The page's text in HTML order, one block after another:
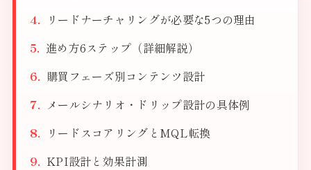
リードナーチャリングが必要な5つの理由
進め方6ステップ（詳細解説）
購買フェーズ別コンテンツ設計
メールシナリオ・ドリップ設計の具体例
リードスコアリングとMQL転換
KPI設計と効果計測